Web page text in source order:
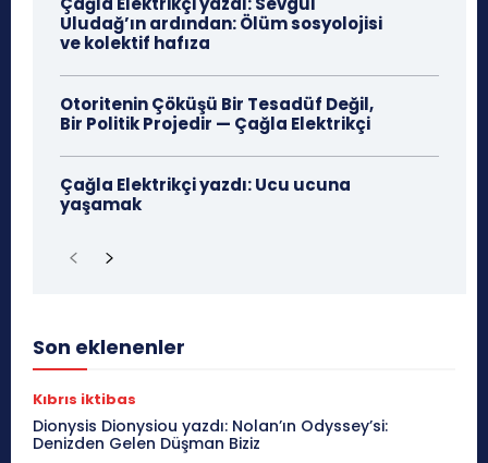
Uludağ’ın ardından: Ölüm sosyolojisi
ve kolektif hafıza
Otoritenin Çöküşü Bir Tesadüf Değil,
Bir Politik Projedir — Çağla Elektrikçi
Çağla Elektrikçi yazdı: Ucu ucuna
yaşamak
Son eklenenler
Kıbrıs iktibas
Dionysis Dionysiou yazdı: Nolan’ın Odyssey’si:
Denizden Gelen Düşman Biziz